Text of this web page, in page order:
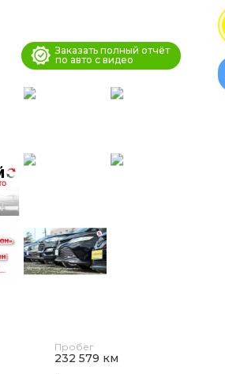
Заказать полный отчёт
по авто с видео
Пробег
232 579 км